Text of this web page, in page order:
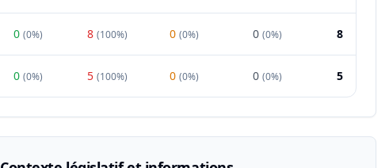
0 (0%) 8 (100%) 0 (0%) 0 (0%) 8
0 (0%) 5 (100%) 0 (0%) 0 (0%) 5